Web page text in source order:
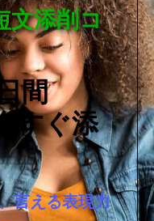
文添削コ
間
すぐ添
言える表現力